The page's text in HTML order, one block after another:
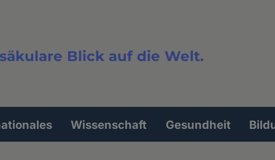
Blick auf die Welt.
Wissenschaft Gesundheit